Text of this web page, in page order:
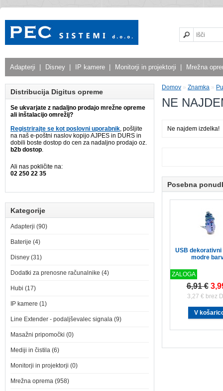
Adapterji Disney IP kamere Monitorji in projektorji Mrežna
Distribucija Digitus opreme
Se ukvarjate z nadaljno prodajo mrežne opreme
ali inštalacijo omrežij?
Registrirajte se kot poslovni uporabnik, pošljite
na naš e-poštni naslov kopijo AJPES in DURS in
dobili boste dostop do cen za nadaljno prodajo oz.
b2b dostop.
Ali nas pokličite na:
02 250 22 35
Kategorije
Adapterji (90)
Baterije (4)
Disney (31)
Dodatki za prenosne računalnike (4)
Hubi (17)
IP kamere (1)
Line Extender - podaljševalec signala (9)
Masažni pripomočki (0)
Mediji in čistila (6)
Monitorji in projektorji (0)
Mrežna oprema (958)
Domov » Znamka »
NE
Ne najdem izdelka!
Posebna
USB dekorativni
modre
ZALOGA
6,91 €
3,27 € brez